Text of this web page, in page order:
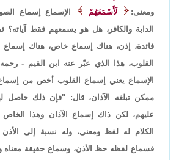
ومعنى:
لَأَسْمَعَهُمْ
الإسماع إسماع
الدابة والكافر، هل هو يسمعهم فقط آياته؟
فائدة، إذن، هناك إسماع خاص، هناك إسماع
القلوب، هذا الذي عبّر عنه ابن القيم -
الإسماع يعني إسماع القلوب أخص من إسماع
ممكن تبلغه الآذان، قال: "فإن ذلك حاصل
عليهم، لكن ذاك إسماع الآذان وهذا
الكلام له لفظ ومعنى، وله نسبة إلى الأذن
فسماع لفظه حظ الأذن، وسماع حقيقة